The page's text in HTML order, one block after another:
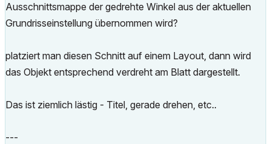
Ausschnittsmappe der gedrehte Winkel aus der aktuellen
Grundrisseinstellung übernommen wird?
platziert man diesen Schnitt auf einem Layout, dann wird
das Objekt entsprechend verdreht am Blatt dargestellt.
Das ist ziemlich lästig - Titel, gerade drehen, etc..
---